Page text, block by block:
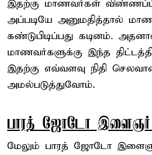
இதற்கு மாணவர்கள்
அப்படியே அனுமதித்தால்
கண்டுபிடிப்பது கடினம்.
மாணவர்களுக்கு இந்த
இதற்கு எவ்வளவு நிதி
அமல்படுத்துவோம்.
பாரத் ஜோடோ இளைஞர்
மேலும் பாரத் ஜோடோ